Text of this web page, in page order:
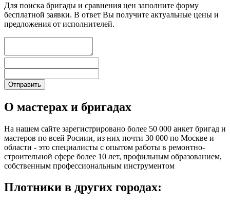
Для поиска бригады и сравнения цен заполните форму
бесплатной заявки. В ответ Вы получите актуальные цены и
предложения от исполнителей.
О мастерах и бригадах
На нашем сайте зарегистрировано более 50 000 анкет бригад и
мастеров по всей Росиии, из них почти 30 000 по Москве и
области - это специалисты с опытом работы в ремонтно-
строительной сфере более 10 лет, профильным образованием,
собственным профессиональным инструментом
Плотники в других городах: